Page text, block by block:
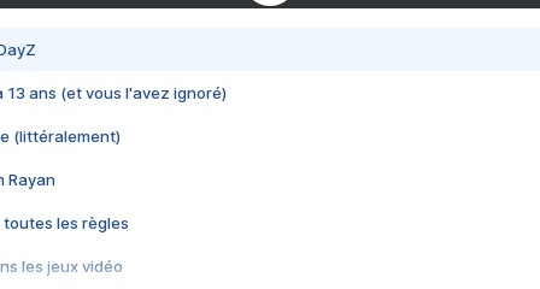
13 ans (et vous l'avez ignoré)
(littéralement)
Rayan
toutes les règles
les jeux vidéo